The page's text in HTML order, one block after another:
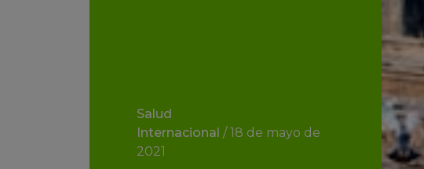
Salud
Internacional /18 de mayo de
2021